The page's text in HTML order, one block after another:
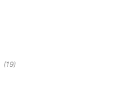
(19)